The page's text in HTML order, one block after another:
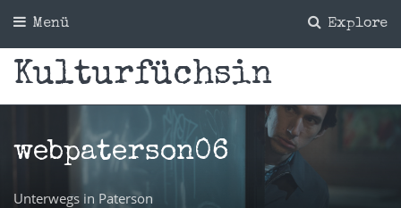
Explore
Menü
Kulturfüchsin
webpaterson06
Unterwegs in Paterson